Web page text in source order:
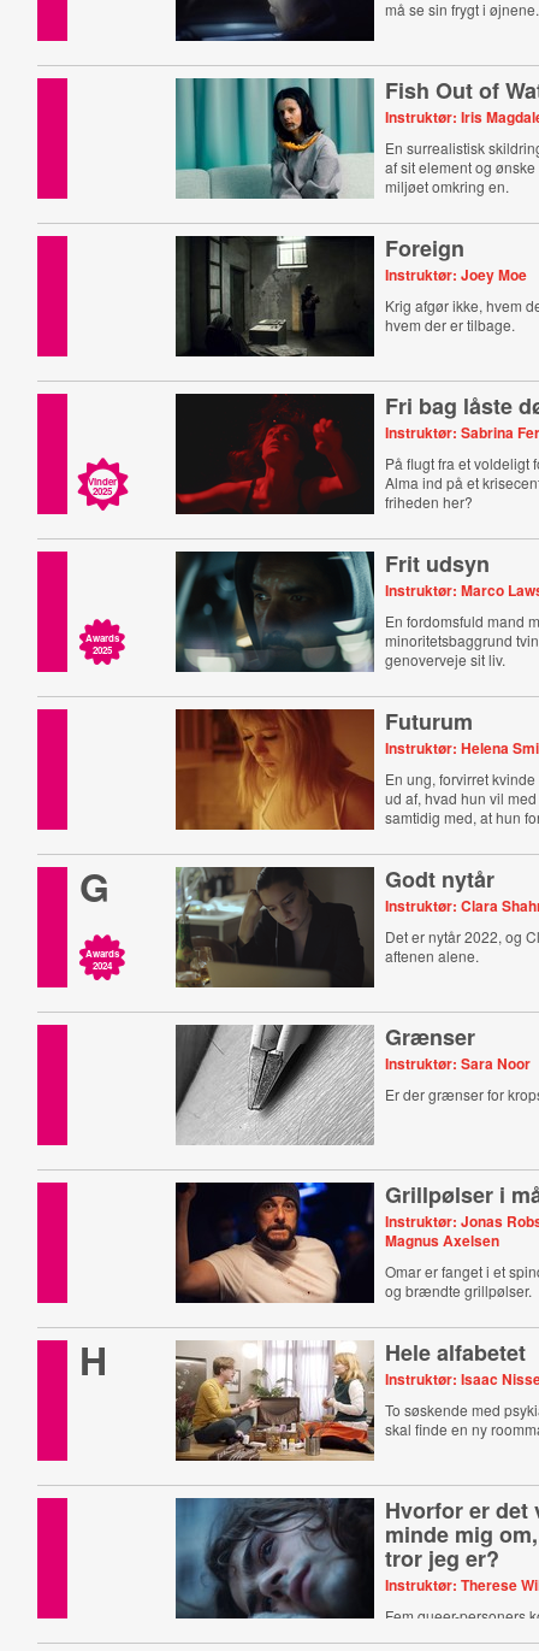
må se sin frygt i øjnene.
Fish Out of
Instruktør: Iris
En surrealistisk
af sit element og
miljøet omkring en.
Foreign
Instruktør: Joey Moe
Krig afgør ikke, hvem
hvem der er tilbage.
Vinder
2025
Fri bag låste
Instruktør: Sabrina
På flugt fra et voldeligt
Alma ind på et
friheden her?
Awards
2025
Frit udsyn
Instruktør: Marco
En fordomsfuld mand
minoritetsbaggrund
genoverveje sit liv.
Futurum
Instruktør: Helena
En ung, forvirret
ud af, hvad hun vil
samtidig med, at hun
G
Awards
2024
Godt nytår
Instruktør: Clara
Det er nytår 2022, og
aftenen alene.
Grænser
Instruktør: Sara Noor
Er der grænser for
Grillpølser i
Instruktør: Jonas
Magnus Axelsen
Omar er fanget i et
og brændte grillpølser.
H Hele alfabetet
Instruktør: Isaac
To søskende med
skal finde en ny
Hvorfor er det
minde mig
tror jeg er?
Instruktør: Therese
Fem queer-personers